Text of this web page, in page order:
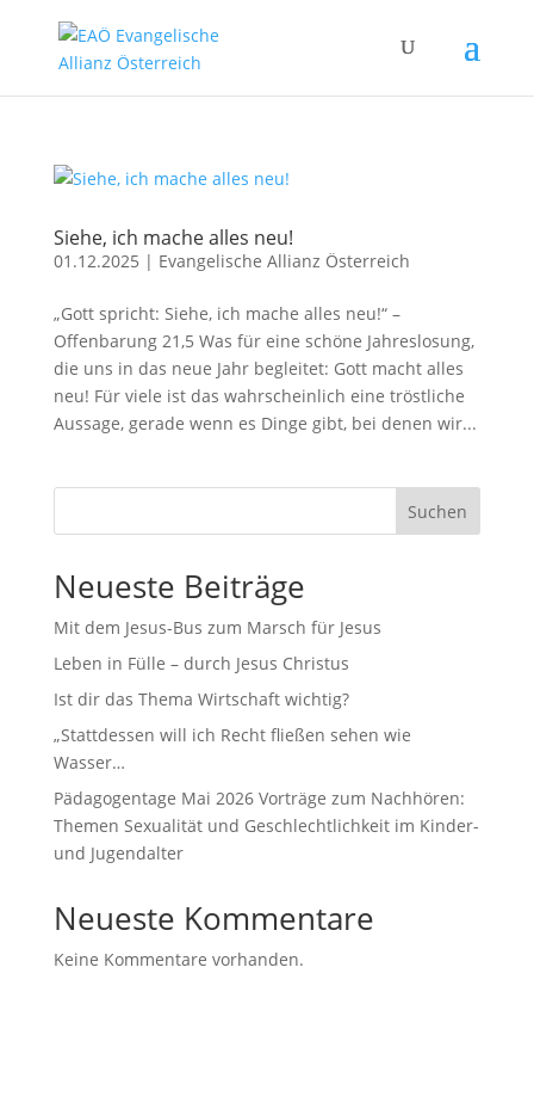
Siehe, ich mache alles neu!
01.12.2025 | Evangelische Allianz Österreich
„Gott spricht: Siehe, ich mache alles neu!“ –
Offenbarung 21,5 Was für eine schöne Jahreslosung,
die uns in das neue Jahr begleitet: Gott macht alles
neu! Für viele ist das wahrscheinlich eine tröstliche
Aussage, gerade wenn es Dinge gibt, bei denen wir...
Suchen
Neueste Beiträge
Mit dem Jesus-Bus zum Marsch für Jesus
Leben in Fülle – durch Jesus Christus
Ist dir das Thema Wirtschaft wichtig?
„Stattdessen will ich Recht fließen sehen wie
Wasser…
Pädagogentage Mai 2026 Vorträge zum Nachhören:
Themen Sexualität und Geschlechtlichkeit im Kinder-
und Jugendalter
Neueste Kommentare
Keine Kommentare vorhanden.